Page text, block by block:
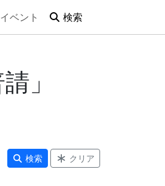
イベント 検索
」
検索 クリア